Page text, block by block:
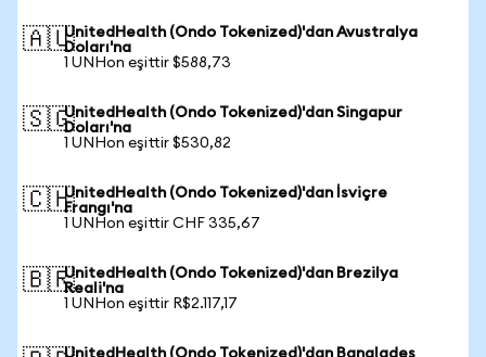
🇦🇺UnitedHealth (Ondo Tokenized)'dan Avustralya
Doları'na
1 UNHon eşittir $588,73
🇸🇬UnitedHealth (Ondo Tokenized)'dan Singapur
Doları'na
1 UNHon eşittir $530,82
🇨🇭UnitedHealth (Ondo Tokenized)'dan İsviçre
Frangı'na
1 UNHon eşittir CHF 335,67
🇧🇷UnitedHealth (Ondo Tokenized)'dan Brezilya
Reali'na
1 UNHon eşittir R$2.117,17
UnitedHealth (Ondo Tokenized)'dan Bangladeş